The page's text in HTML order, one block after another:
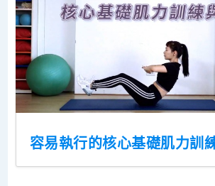
容易執行的核心基礎肌力訓